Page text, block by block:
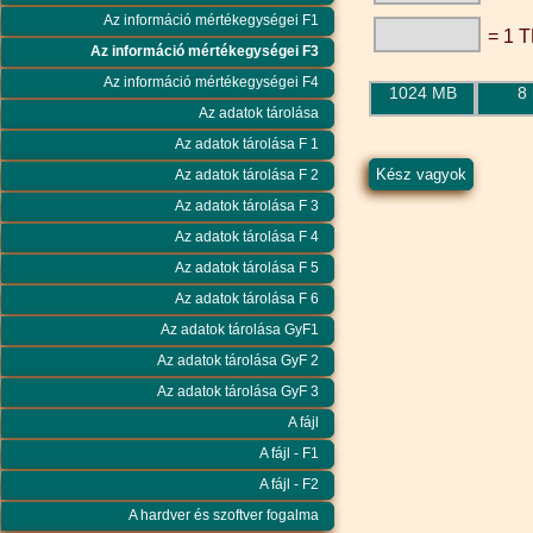
Az információ mértékegységei F1
Az információ mértékegységei F3
Az információ mértékegységei F4
Az adatok tárolása
Az adatok tárolása F 1
Az adatok tárolása F 2
Az adatok tárolása F 3
Az adatok tárolása F 4
Az adatok tárolása F 5
Az adatok tárolása F 6
Az adatok tárolása GyF1
Az adatok tárolása GyF 2
Az adatok tárolása GyF 3
A fájl
A fájl - F1
A fájl - F2
A hardver és szoftver fogalma
= 1
1024 MB 8